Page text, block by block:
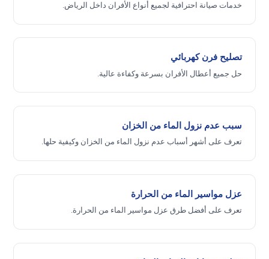
خدمات صيانة احترافية لجميع أنواع الأفران داخل الرياض.
تصليح فرن كهربائي
حل جميع أعطال الأفران بسرعة وكفاءة عالية.
سبب عدم نزول الماء من الخزان
تعرف على أشهر أسباب عدم نزول الماء من الخزان وكيفية حلها.
عزل مواسير الماء من الحرارة
تعرف على أفضل طرق عزل مواسير الماء من الحرارة.